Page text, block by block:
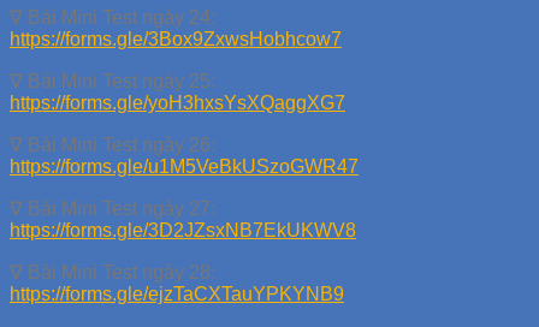
∇ Bài Mini Test ngày 24:
https://forms.gle/3Box9ZxwsHobhcow7
∇ Bài Mini Test ngày 25:
https://forms.gle/yoH3hxsYsXQaggXG7
∇ Bài Mini Test ngày 26:
https://forms.gle/u1M5VeBkUSzoGWR47
∇ Bài Mini Test ngày 27:
https://forms.gle/3D2JZsxNB7EkUKWV8
∇ Bài Mini Test ngày 28:
https://forms.gle/ejzTaCXTauYPKYNB9